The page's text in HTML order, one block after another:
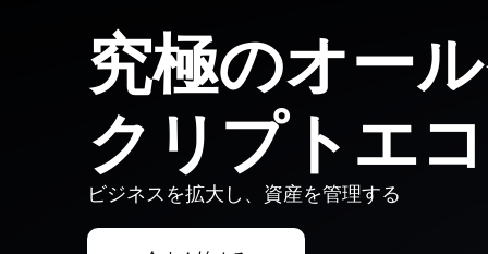
究極のオー
クリプトエ
ビジネスを拡大し、資産を管理する